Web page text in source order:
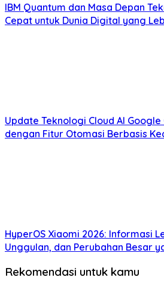
IBM Quantum dan Masa Depan
Cepat untuk Dunia Digital yang
Update Teknologi Cloud AI Google
dengan Fitur Otomasi Berbasis
HyperOS Xiaomi 2026: Informasi
Unggulan, dan Perubahan Besar
Rekomendasi untuk kamu